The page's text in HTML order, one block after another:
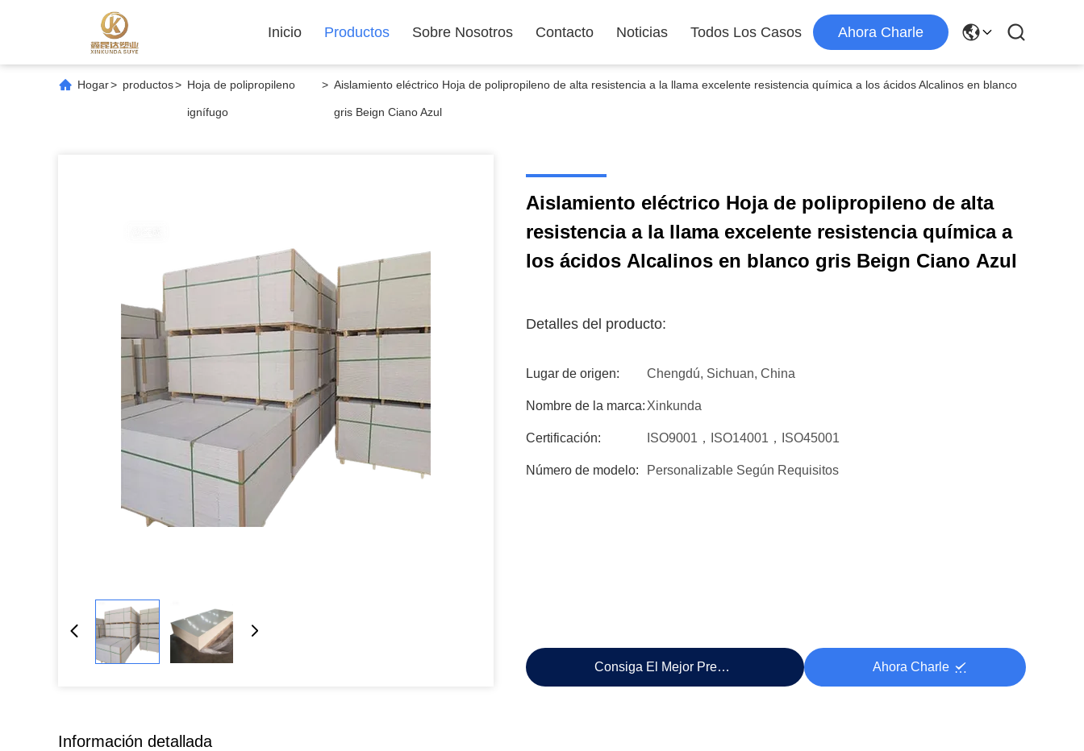
Inicio Productos Sobre Nosotros Contacto Noticias Todos Los Casos Ahora Charle
Hogar> productos> Hoja de polipropileno
ignífugo
> Aislamiento eléctrico Hoja de polipropileno de alta resistencia a la llama excelente resistencia química a los ácidos Alcalinos en blanco
gris Beign Ciano Azul
Aislamiento eléctrico Hoja de polipropileno de alta
resistencia a la llama excelente resistencia química a
los ácidos Alcalinos en blanco gris Beign Ciano Azul
Detalles del producto:
Lugar de origen: Chengdú, Sichuan, China
Nombre de la marca: Xinkunda
Certificación: ISO9001，ISO14001，ISO45001
Número de modelo: Personalizable Según Requisitos
Consiga El Mejor Precio Ahora Charle
Información detallada